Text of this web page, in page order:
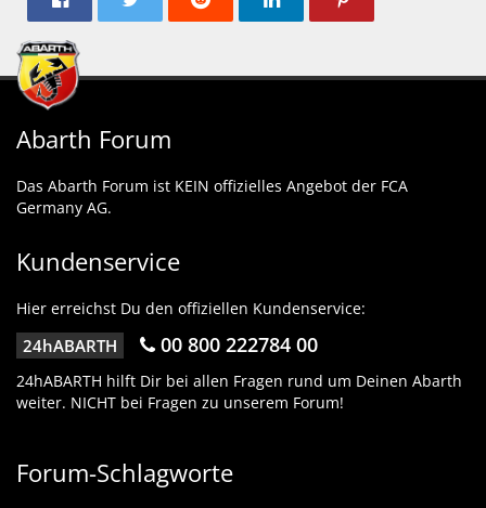
Abarth Forum
Das Abarth Forum ist KEIN offizielles Angebot der FCA
Germany AG.
Kundenservice
Hier erreichst Du den offiziellen Kundenservice:
24hABARTH 00 800 222784 00
24hABARTH hilft Dir bei allen Fragen rund um Deinen Abarth
weiter. NICHT bei Fragen zu unserem Forum!
Forum-Schlagworte